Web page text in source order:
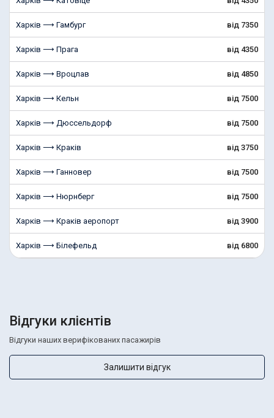
Харків ⟶ Гамбург від 7350
Харків ⟶ Прага від 4350
Харків ⟶ Вроцлав від 4850
Харків ⟶ Кельн від 7500
Харків ⟶ Дюссельдорф від 7500
Харків ⟶ Краків від 3750
Харків ⟶ Ганновер від 7500
Харків ⟶ Нюрнберг від 7500
Харків ⟶ Краків аеропорт від 3900
Харків ⟶ Білефельд від 6800
Відгуки клієнтів
Відгуки наших верифікованих пасажирів
Залишити відгук